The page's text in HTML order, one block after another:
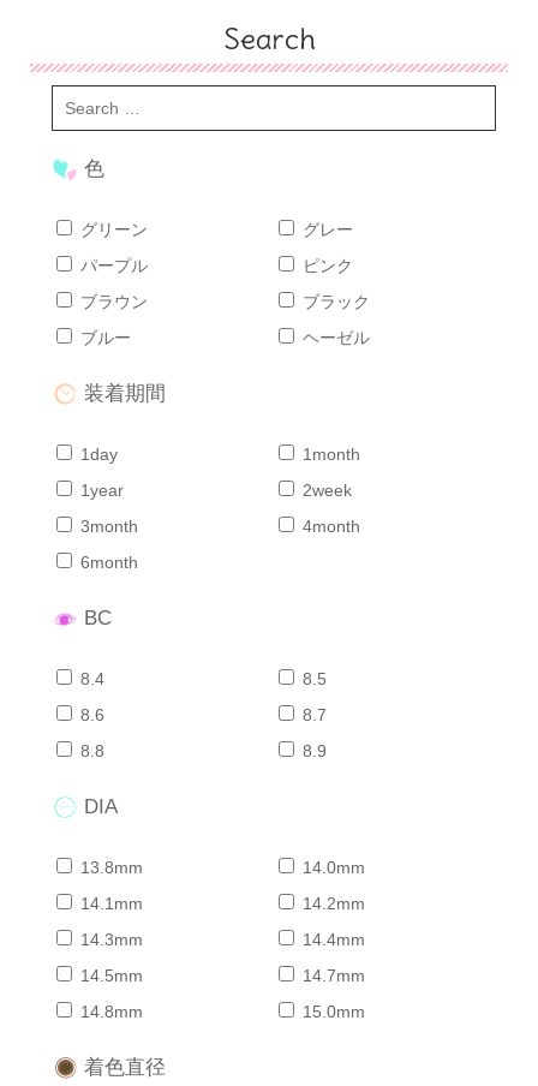
Search
色
グリーン
グレー
パープル
ピンク
ブラウン
ブラック
ブルー
ヘーゼル
装着期間
1day
1month
1year
2week
3month
4month
6month
BC
8.4
8.5
8.6
8.7
8.8
8.9
DIA
13.8mm
14.0mm
14.1mm
14.2mm
14.3mm
14.4mm
14.5mm
14.7mm
14.8mm
15.0mm
着色直径